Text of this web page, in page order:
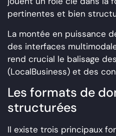
pertinentes et bien
La montée en puissance
des interfaces
rend crucial le balisage
(LocalBusiness) et des
Les formats de
structurées
Il existe trois principaux